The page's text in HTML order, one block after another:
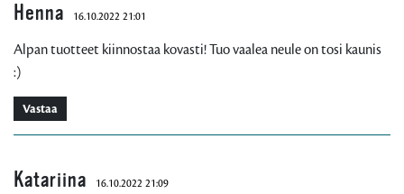
Henna 16.10.2022 21:01
Alpan tuotteet kiinnostaa kovasti! Tuo vaalea neule on tosi kaunis
:)
Vastaa
Katariina 16.10.2022 21:09